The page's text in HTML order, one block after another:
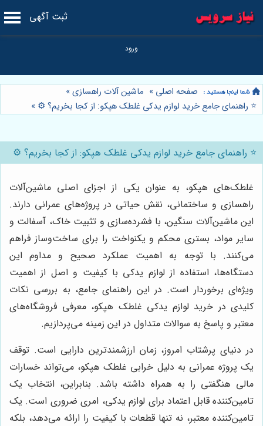
ثبت آگهی
صفحه اصلی » ماشین آلات راهسازی»
⭐️ راهنمای جامع خرید لوازم یدکی غلطک هپکو: از کجا بخریم؟ ⚙️ »
⭐️ راهنمای جامع خرید لوازم یدکی غلطک هپکو: از کجا بخریم؟ ⚙️
غلطک‌های هپکو، به عنوان یکی از اجزای اصلی ماشین‌آلات
راهسازی و ساختمانی، نقش حیاتی در پروژه‌های عمرانی دارند.
این ماشین‌آلات سنگین، با فشرده‌سازی و تثبیت خاک، آسفالت و
سایر مواد، بستری محکم و یکنواخت را برای ساخت‌وساز فراهم
می‌کنند. با توجه به اهمیت عملکرد صحیح و مداوم این
دستگاه‌ها، استفاده از لوازم یدکی با کیفیت و اصل از اهمیت
ویژه‌ای برخوردار است. در این راهنمای جامع، به بررسی نکات
کلیدی در خرید لوازم یدکی غلطک هپکو، معرفی فروشگاه‌های
معتبر و پاسخ به سوالات متداول در این زمینه می‌پردازیم.
در دنیای پرشتاب امروز، زمان ارزشمندترین دارایی است. توقف
یک پروژه عمرانی به دلیل خرابی غلطک هپکو، می‌تواند خسارات
مالی هنگفتی را به همراه داشته باشد. بنابراین، انتخاب یک
تامین‌کننده قابل اعتماد برای لوازم یدکی، امری ضروری است. یک
تامین‌کننده معتبر، نه تنها قطعات با کیفیت را ارائه می‌دهد، بلکه